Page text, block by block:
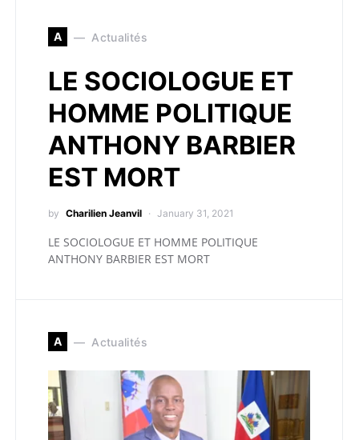
A Actualités
LE SOCIOLOGUE ET
HOMME POLITIQUE
ANTHONY BARBIER
EST MORT
by Charilien Jeanvil January 31, 2021
LE SOCIOLOGUE ET HOMME POLITIQUE
ANTHONY BARBIER EST MORT
A Actualités